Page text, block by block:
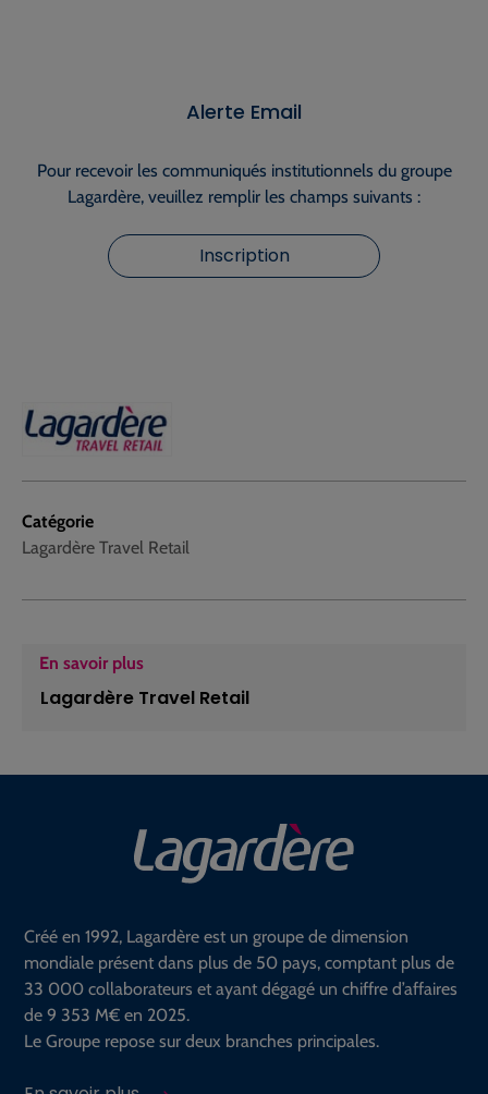
Catégorie
Lagardère Travel Retail
En savoir plus
Lagardère Travel Retail
Alerte Email
Pour recevoir les communiqués institutionnels du groupe
Lagardère, veuillez remplir les champs suivants :
Inscription
Créé en 1992, Lagardère est un groupe de dimension
mondiale présent dans plus de 50 pays, comptant plus de
33 000 collaborateurs et ayant dégagé un chiffre d’affaires
de 9 353 M€ en 2025.
Le Groupe repose sur deux branches principales.